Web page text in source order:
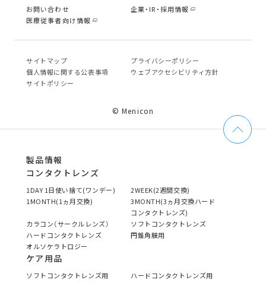
お問い合わせ
企業・IR・採用情報
医療従事者向け情報
サイトマップ
プライバシーポリシー
個⼈情報に関する公表事項
ウェブアクセシビリティ方針
サイトポリシー
© Menicon
製品情報
コンタクトレンズ
1DAY 1日使い捨て(ワンデー)
2WEEK(2週間交換)
1MONTH(1ヵ月交換)
3MONTH(3ヵ月交換ハード
コンタクトレンズ)
カラコン（サークルレンズ）
ソフトコンタクトレンズ
ハードコンタクトレンズ
円錐角膜用
オルソケラトロジー
ケア用品
ソフトコンタクトレンズ用
ハードコンタクトレンズ用